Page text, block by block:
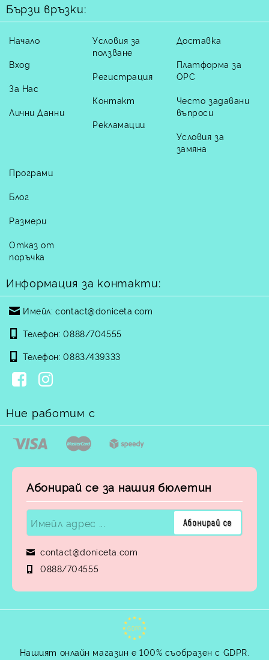
Бързи връзки:
Начало
Вход
За Нас
Лични Данни
Условия за
ползване
Регистрация
Контакт
Рекламации
Доставка
Платформа за
ОРС
Често задавани
въпроси
Условия за
замяна
Програми
Блог
Размери
Отказ от
поръчка
Информация за контакти:
Имейл: contact@doniceta.com
Телефон: 0888/704555
Телефон: 0883/439333
Ние работим с
Абонирай се за нашия бюлетин
contact@doniceta.com
0888/704555
GDPR
Нашият онлайн магазин е 100% съобразен с GDPR.